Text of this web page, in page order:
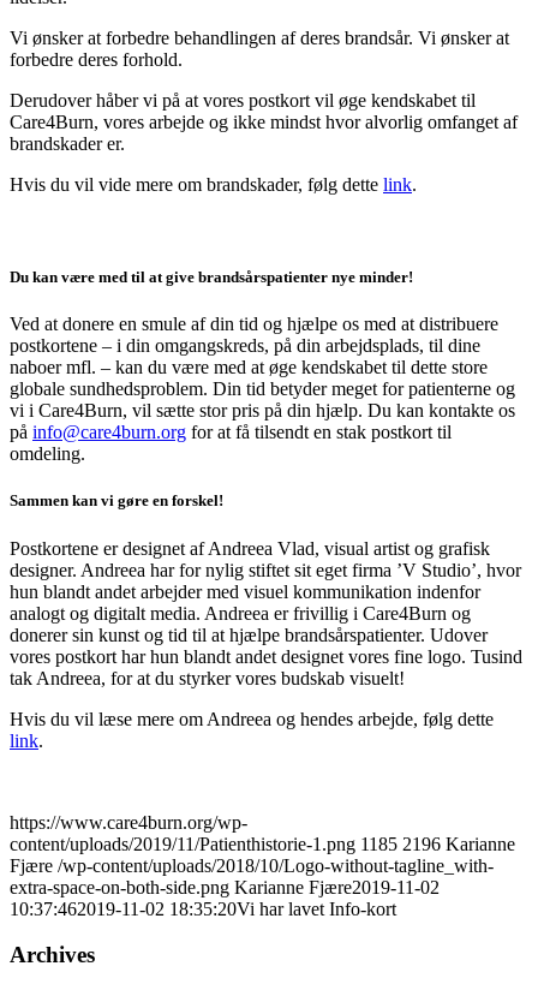
Vi ønsker at forbedre behandlingen af deres brandsår. Vi ønsker at
forbedre deres forhold.
Derudover håber vi på at vores postkort vil øge kendskabet til
Care4Burn, vores arbejde og ikke mindst hvor alvorlig omfanget af
brandskader er.
Hvis du vil vide mere om brandskader, følg dette link.
Du kan være med til at give brandsårspatienter nye minder!
Ved at donere en smule af din tid og hjælpe os med at distribuere
postkortene – i din omgangskreds, på din arbejdsplads, til dine
naboer mfl. – kan du være med at øge kendskabet til dette store
globale sundhedsproblem. Din tid betyder meget for patienterne og
vi i Care4Burn, vil sætte stor pris på din hjælp. Du kan kontakte os
på info@care4burn.org for at få tilsendt en stak postkort til
omdeling.
Sammen kan vi gøre en forskel!
Postkortene er designet af Andreea Vlad, visual artist og grafisk
designer. Andreea har for nylig stiftet sit eget firma ’V Studio’, hvor
hun blandt andet arbejder med visuel kommunikation indenfor
analogt og digitalt media. Andreea er frivillig i Care4Burn og
donerer sin kunst og tid til at hjælpe brandsårspatienter. Udover
vores postkort har hun blandt andet designet vores fine logo. Tusind
tak Andreea, for at du styrker vores budskab visuelt!
Hvis du vil læse mere om Andreea og hendes arbejde, følg dette
link.
https://www.care4burn.org/wp-
content/uploads/2019/11/Patienthistorie-1.png 1185 2196 Karianne
Fjære /wp-content/uploads/2018/10/Logo-without-tagline_with-
extra-space-on-both-side.png Karianne Fjære2019-11-02
10:37:462019-11-02 18:35:20Vi har lavet Info-kort
Archives